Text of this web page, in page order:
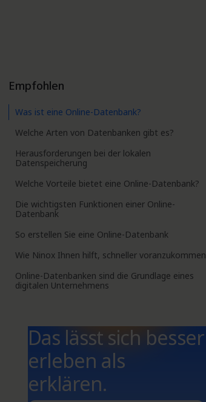
Empfohlen
Was ist eine Online-Datenbank?
Welche Arten von Datenbanken gibt es?
Herausforderungen bei der lokalen
Datenspeicherung
Welche Vorteile bietet eine Online-Datenbank?
Die wichtigsten Funktionen einer Online-
Datenbank
So erstellen Sie eine Online-Datenbank
Wie Ninox Ihnen hilft, schneller voranzukommen
Online-Datenbanken sind die Grundlage eines
digitalen Unternehmens
Das lässt sich besser
erleben als
erklären.